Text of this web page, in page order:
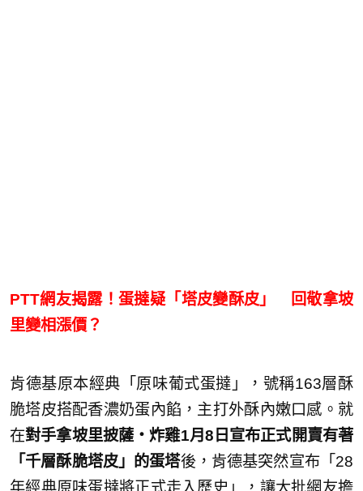
PTT網友揭露！蛋撻疑「塔皮變酥皮」 回敬拿坡
里變相漲價？
肯德基原本經典「原味葡式蛋撻」，號稱163層酥
脆塔皮搭配香濃奶蛋內餡，主打外酥內嫩口感。就
在對手拿坡里披薩・炸雞1月8日宣布正式開賣有著
「千層酥脆塔皮」的蛋塔後，肯德基突然宣布「28
年經典原味蛋撻將正式走入歷史」，讓大批網友擔